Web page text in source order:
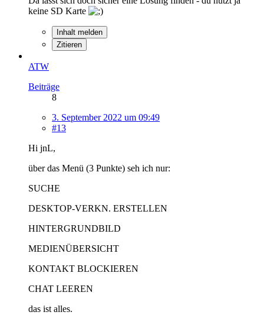
keine SD Karte
Inhalt melden
Zitieren
ATW
Beiträge
8
3. September 2022 um 09:49
#13
Hi jnL,
über das Menü (3 Punkte) seh ich nur:
SUCHE
DESKTOP-VERKN. ERSTELLEN
HINTERGRUNDBILD
MEDIENÜBERSICHT
KONTAKT BLOCKIEREN
CHAT LEEREN
das ist alles.